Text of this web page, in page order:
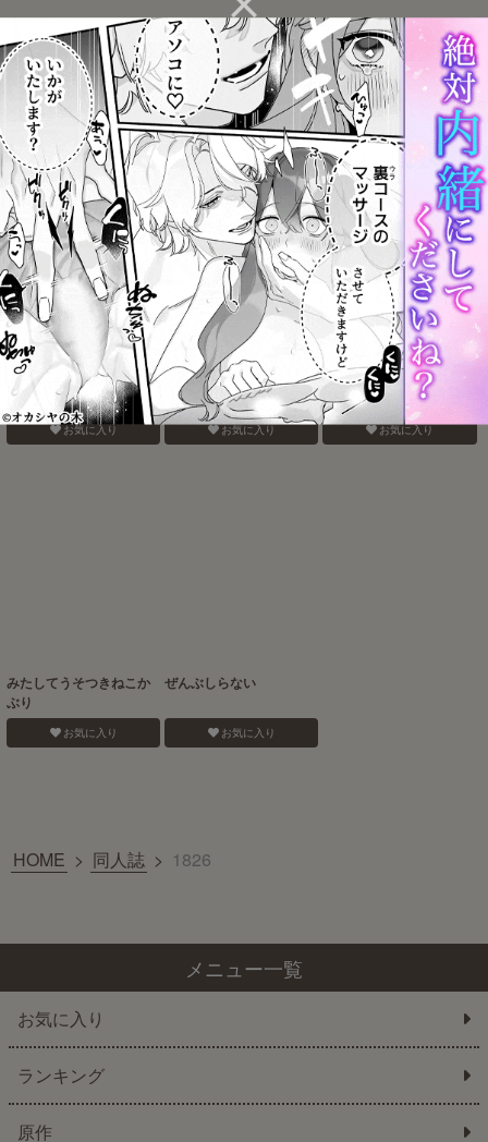
そこにお尻があったか
ら。
お気に入り
Blue Paranoia
お気に入り
バナナスプリットホット
ファッジサンデー
認知の力ってすげぇ！！
お気に入り
おねがいだからいいこと
聞いて
お気に入り
ベガスの夜に跳ぶ兎
お気に入り
みたしてうそつきねこか
ぶり
お気に入り
ぜんぶしらない
お気に入り
HOME > 同人誌 > 1826
メニュー一覧
お気に入り
ランキング
原作